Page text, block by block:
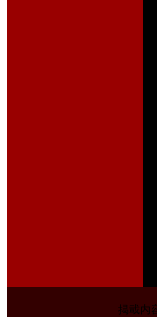
掲載内